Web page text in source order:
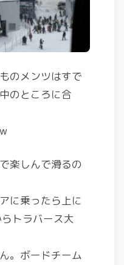
のメンツはすで
のところに合
楽しんで滑るの
に乗ったら上に
トラバース大
。ボードチーム